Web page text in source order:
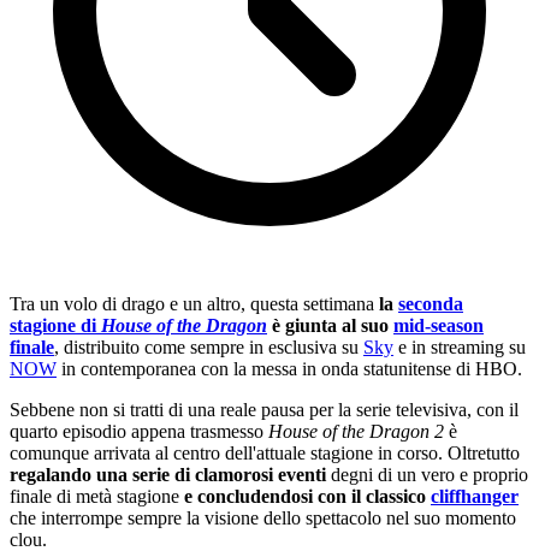
Tra un volo di drago e un altro, questa settimana la seconda
stagione di House of the Dragon è giunta al suo mid-season
finale, distribuito come sempre in esclusiva su Sky e in streaming su
NOW in contemporanea con la messa in onda statunitense di HBO.
Sebbene non si tratti di una reale pausa per la serie televisiva, con il
quarto episodio appena trasmesso House of the Dragon 2 è
comunque arrivata al centro dell'attuale stagione in corso. Oltretutto
regalando una serie di clamorosi eventi degni di un vero e proprio
finale di metà stagione e concludendosi con il classico cliffhanger
che interrompe sempre la visione dello spettacolo nel suo momento
clou.